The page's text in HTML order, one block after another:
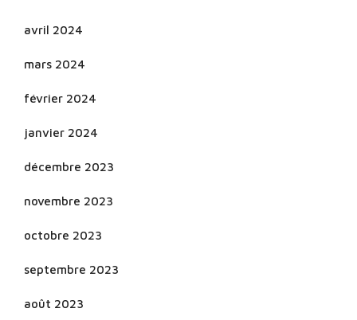
avril 2024
mars 2024
février 2024
janvier 2024
décembre 2023
novembre 2023
octobre 2023
septembre 2023
août 2023